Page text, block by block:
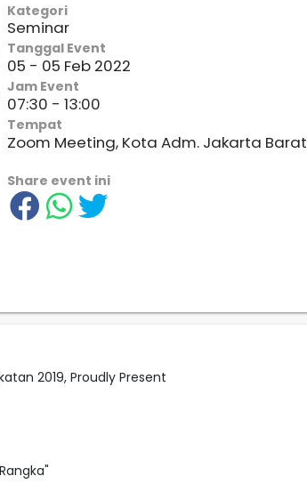
Kategori
Seminar
Tanggal Event
05 - 05 Feb 2022
Jam Event
07:30 - 13:00
Tempat
Zoom Meeting, Kota Adm. Jakarta Barat
Share event ini
2019, Proudly Present